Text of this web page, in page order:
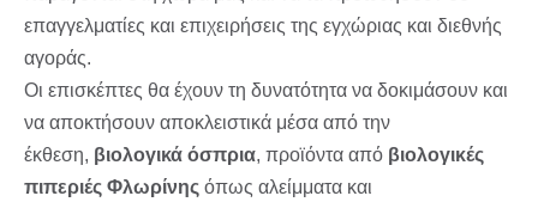
επαγγελματίες και επιχειρήσεις της εγχώριας και διεθνής
αγοράς.
Οι επισκέπτες θα έχουν τη δυνατότητα να δοκιμάσουν και
να αποκτήσουν αποκλειστικά μέσα από την
έκθεση, βιολογικά όσπρια, προϊόντα από βιολογικές
πιπεριές Φλωρίνης όπως αλείμματα και